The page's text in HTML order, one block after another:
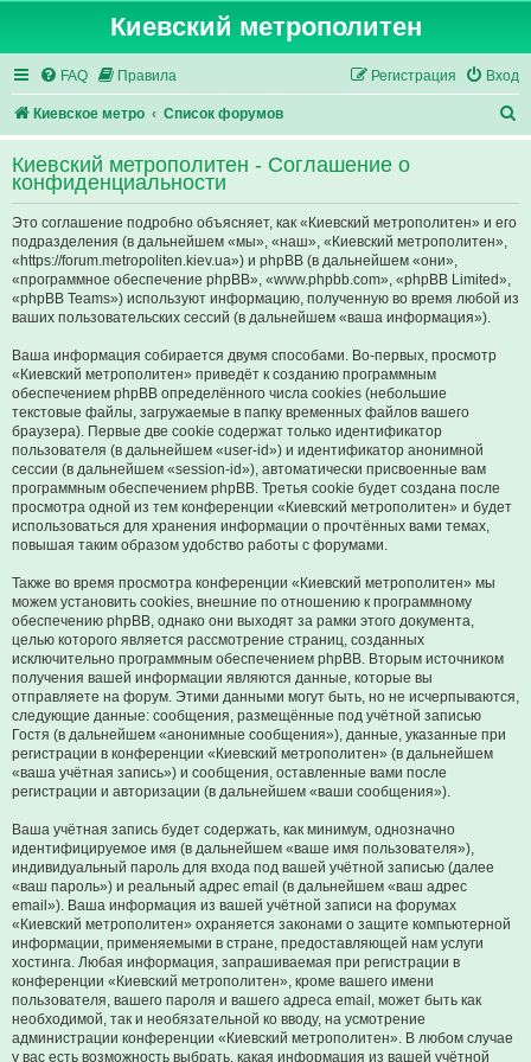
Киевский метрополитен
FAQ Правила Вход
Регистрация
Киевское метро Список форумов
о
с
Киевский метрополитен - Соглашение о
конфиденциальности
Это соглашение подробно объясняет, как «Киевский метрополитен» и его
подразделения (в дальнейшем «мы», «наш», «Киевский метрополитен»,
«https://forum.metropoliten.kiev.ua») и phpBB (в дальнейшем «они»,
«программное обеспечение phpBB», «www.phpbb.com», «phpBB Limited»,
«phpBB Teams») используют информацию, полученную во время любой из
ваших пользовательских сессий (в дальнейшем «ваша информация»).
Ваша информация собирается двумя способами. Во-первых, просмотр
«Киевский метрополитен» приведёт к созданию программным
обеспечением phpBB определённого числа cookies (небольшие
текстовые файлы, загружаемые в папку временных файлов вашего
браузера). Первые две cookie содержат только идентификатор
пользователя (в дальнейшем «user-id») и идентификатор анонимной
сессии (в дальнейшем «session-id»), автоматически присвоенные вам
программным обеспечением phpBB. Третья cookie будет создана после
просмотра одной из тем конференции «Киевский метрополитен» и будет
использоваться для хранения информации о прочтённых вами темах,
повышая таким образом удобство работы с форумами.
Также во время просмотра конференции «Киевский метрополитен» мы
можем установить cookies, внешние по отношению к программному
обеспечению phpBB, однако они выходят за рамки этого документа,
целью которого является рассмотрение страниц, созданных
исключительно программным обеспечением phpBB. Вторым источником
получения вашей информации являются данные, которые вы
отправляете на форум. Этими данными могут быть, но не исчерпываются,
следующие данные: сообщения, размещённые под учётной записью
Гостя (в дальнейшем «анонимные сообщения»), данные, указанные при
регистрации в конференции «Киевский метрополитен» (в дальнейшем
«ваша учётная запись») и сообщения, оставленные вами после
регистрации и авторизации (в дальнейшем «ваши сообщения»).
Ваша учётная запись будет содержать, как минимум, однозначно
идентифицируемое имя (в дальнейшем «ваше имя пользователя»),
индивидуальный пароль для входа под вашей учётной записью (далее
«ваш пароль») и реальный адрес email (в дальнейшем «ваш адрес
email»). Ваша информация из вашей учётной записи на форумах
«Киевский метрополитен» охраняется законами о защите компьютерной
информации, применяемыми в стране, предоставляющей нам услуги
хостинга. Любая информация, запрашиваемая при регистрации в
конференции «Киевский метрополитен», кроме вашего имени
пользователя, вашего пароля и вашего адреса email, может быть как
необходимой, так и необязательной ко вводу, на усмотрение
администрации конференции «Киевский метрополитен». В любом случае
у вас есть возможность выбрать, какая информация из вашей учётной